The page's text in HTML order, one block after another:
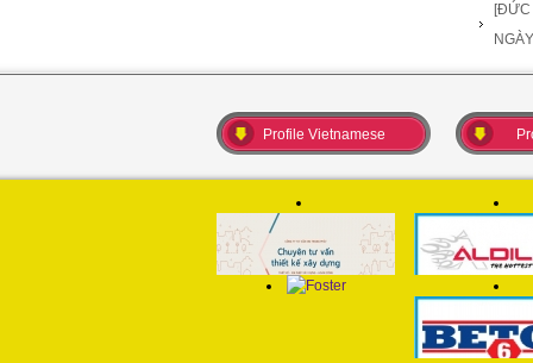
[ĐỨC
NGÀY
Profile Vietnamese